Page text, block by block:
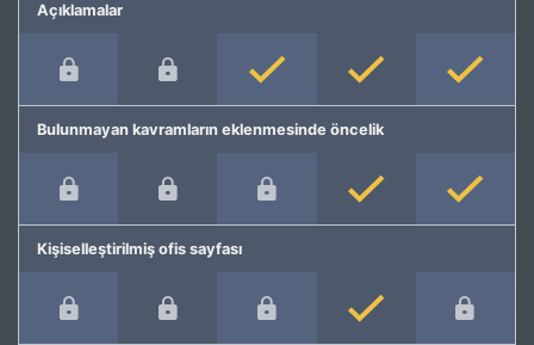
Açıklamalar
Bulunmayan kavramların eklenmesinde öncelik
Kişiselleştirilmiş ofis sayfası